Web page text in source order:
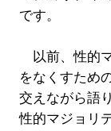
です。
以前、性的
をなくすため
交えながら語
性的マジョリ